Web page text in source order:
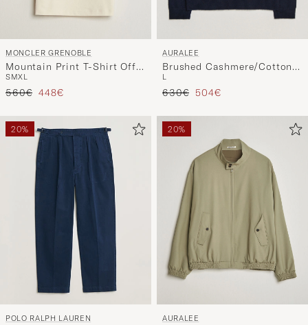
MONCLER GRENOBLE
Mountain Print T-Shirt Off
White
SMXL
Regulärer Preis
560€ Reduzierter Preis
448€
AURALEE
Brushed Cashmere/Cotton
Crew Neck Navy
L
Regulärer Preis
630€ Reduzierter Preis
504€
20%
POLO RALPH LAUREN
20%
AURALEE